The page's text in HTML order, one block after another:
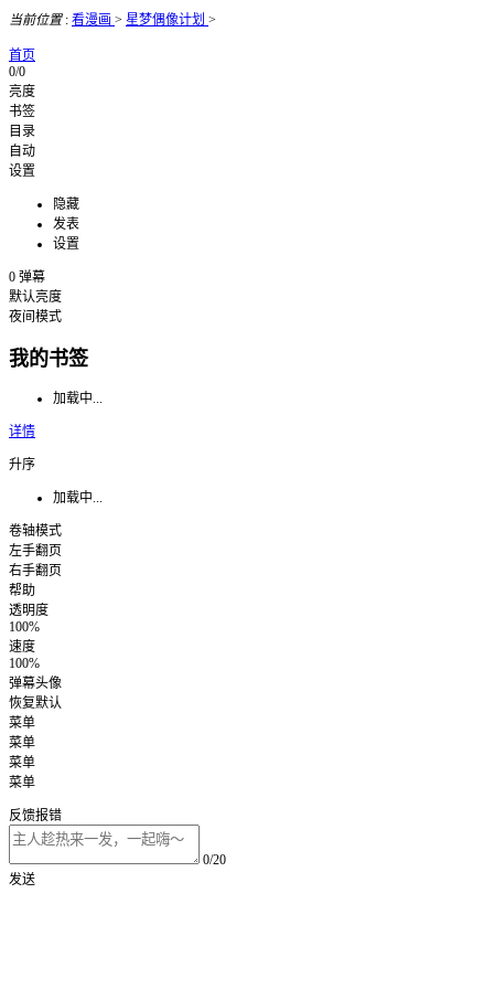
当前位置: 看漫画 > 星梦偶像计划 >
首页
0/0
亮度
书签
目录
自动
设置
隐藏
发表
设置
0 弹幕
默认亮度
夜间模式
我的书签
加载中...
详情
升序
加载中...
卷轴模式
左手翻页
右手翻页
帮助
透明度
100%
速度
100%
弹幕头像
恢复默认
菜单
菜单
菜单
菜单
反馈报错
0/20
发送